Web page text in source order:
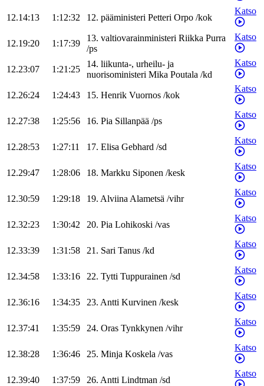
12.14:13 1:12:32 12. pääministeri Petteri Orpo /kok
Katso
12.19:20 1:17:39
13. valtiovarainministeri Riikka Purra
/ps
Katso
12.23:07 1:21:25
14. liikunta-, urheilu- ja
nuorisoministeri Mika Poutala /kd
Katso
12.26:24 1:24:43 15. Henrik Vuornos /kok
Katso
12.27:38 1:25:56 16. Pia Sillanpää /ps
Katso
12.28:53 1:27:11 17. Elisa Gebhard /sd
Katso
12.29:47 1:28:06 18. Markku Siponen /kesk
Katso
12.30:59 1:29:18 19. AlviinaAlametsä /vihr
Katso
12.32:23 1:30:42 20. Pia Lohikoski /vas
Katso
12.33:39 1:31:58 21. Sari Tanus /kd
Katso
12.34:58 1:33:16 22. Tytti Tuppurainen /sd
Katso
12.36:16 1:34:35 23. Antti Kurvinen /kesk
Katso
12.37:41 1:35:59 24. Oras Tynkkynen /vihr
Katso
12.38:28 1:36:46 25. Minja Koskela /vas
Katso
12.39:40 1:37:59 26. Antti Lindtman /sd
Katso